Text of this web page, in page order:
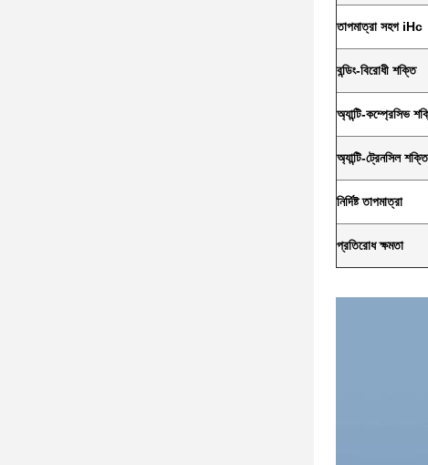
তাপমাত্রা সহগ iHc
বন্ডিং-বিরোধী শক্তি
অ্যান্টি-কম্প্রেসিভ
অ্যান্টি-ট্রেনসিল শক্তি
নির্দিষ্ট তাপমাত্রা
প্রতিরোধ ক্ষমতা